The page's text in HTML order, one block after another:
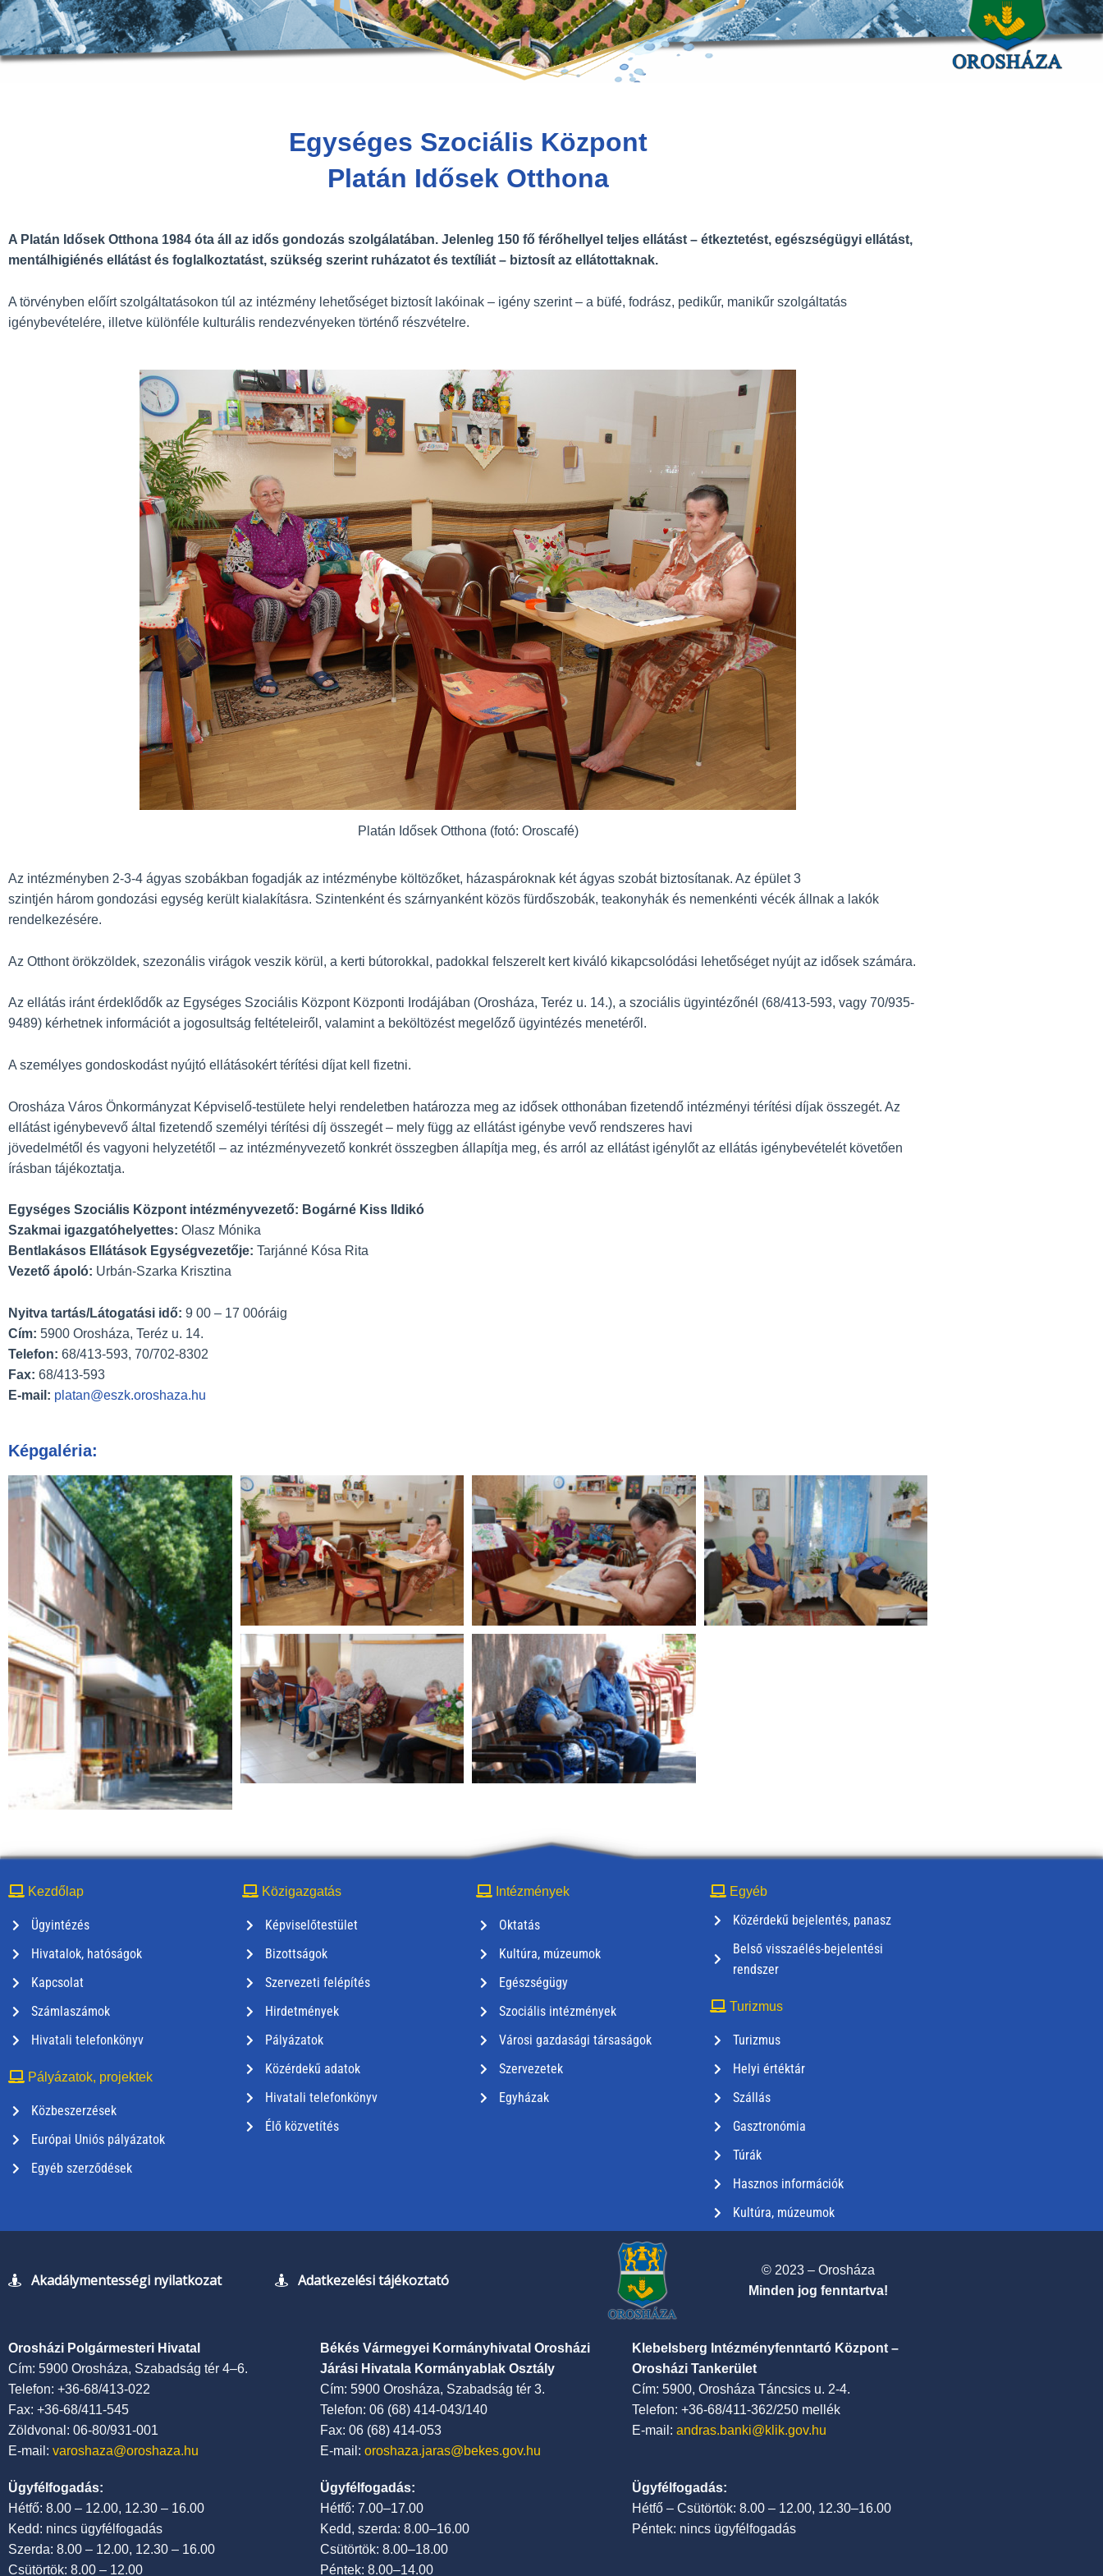
Egységes Szociális Központ
Platán Idősek Otthona
A Platán Idősek Otthona 1984 óta áll az idős gondozás szolgálatában. Jelenleg 150 fő férőhellyel teljes ellátást – étkeztetést, egészségügyi ellátást,
mentálhigiénés ellátást és foglalkoztatást, szükség szerint ruházatot és textíliát – biztosít az ellátottaknak.
A törvényben előírt szolgáltatásokon túl az intézmény lehetőséget biztosít lakóinak – igény szerint – a büfé, fodrász, pedikűr, manikűr szolgáltatás
igénybevételére, illetve különféle kulturális rendezvényeken történő részvételre.
Platán Idősek Otthona (fotó: Oroscafé)
Az intézményben 2-3-4 ágyas szobákban fogadják az intézménybe költözőket, házaspároknak két ágyas szobát biztosítanak. Az épület 3
szintjén három gondozási egység került kialakításra. Szintenként és szárnyanként közös fürdőszobák, teakonyhák és nemenkénti vécék állnak a lakók
rendelkezésére.
Az Otthont örökzöldek, szezonális virágok veszik körül, a kerti bútorokkal, padokkal felszerelt kert kiváló kikapcsolódási lehetőséget nyújt az idősek számára.
Az ellátás iránt érdeklődők az Egységes Szociális Központ Központi Irodájában (Orosháza, Teréz u. 14.), a szociális ügyintézőnél (68/413-593, vagy 70/935-
9489) kérhetnek információt a jogosultság feltételeiről, valamint a beköltözést megelőző ügyintézés menetéről.
A személyes gondoskodást nyújtó ellátásokért térítési díjat kell fizetni.
Orosháza Város Önkormányzat Képviselő-testülete helyi rendeletben határozza meg az idősek otthonában fizetendő intézményi térítési díjak összegét. Az
ellátást igénybevevő által fizetendő személyi térítési díj összegét – mely függ az ellátást igénybe vevő rendszeres havi
jövedelmétől és vagyoni helyzetétől – az intézményvezető konkrét összegben állapítja meg, és arról az ellátást igénylőt az ellátás igénybevételét követően
írásban tájékoztatja.
Egységes Szociális Központ intézményvezető: Bogárné Kiss Ildikó
Szakmai igazgatóhelyettes: Olasz Mónika
Bentlakásos Ellátások Egységvezetője: Tarjánné Kósa Rita
Vezető ápoló: Urbán-Szarka Krisztina
Nyitva tartás/Látogatási idő: 9 00 – 17 00óráig
Cím: 5900 Orosháza, Teréz u. 14.
Telefon: 68/413-593, 70/702-8302
Fax: 68/413-593
E-mail: platan@eszk.oroshaza.hu
Képgaléria:
Kezdőlap
Ügyintézés
Hivatalok, hatóságok
Kapcsolat
Számlaszámok
Hivatali telefonkönyv
Pályázatok, projektek
Közbeszerzések
Európai Uniós pályázatok
Egyéb szerződések
Közigazgatás
Képviselőtestület
Bizottságok
Szervezeti felépítés
Hirdetmények
Pályázatok
Közérdekű adatok
Hivatali telefonkönyv
Élő közvetítés
Intézmények
Oktatás
Kultúra, múzeumok
Egészségügy
Szociális intézmények
Városi gazdasági társaságok
Szervezetek
Egyházak
Egyéb
Közérdekű bejelentés, panasz
Belső visszaélés-bejelentési
rendszer
Turizmus
Turizmus
Helyi értéktár
Szállás
Gasztronómia
Túrák
Hasznos információk
Kultúra, múzeumok
Akadálymentességi nyilatkozat Adatkezelési tájékoztató
© 2023 – Orosháza
Minden jog fenntartva!
Orosházi Polgármesteri Hivatal
Cím: 5900 Orosháza, Szabadság tér 4–6.
Telefon: +36-68/413-022
Fax: +36-68/411-545
Zöldvonal: 06-80/931-001
E-mail: varoshaza@oroshaza.hu
Békés Vármegyei Kormányhivatal Orosházi
Járási Hivatala Kormányablak Osztály
Cím: 5900 Orosháza, Szabadság tér 3.
Telefon: 06 (68) 414-043/140
Fax: 06 (68) 414-053
E-mail: oroshaza.jaras@bekes.gov.hu
Klebelsberg Intézményfenntartó Központ –
Orosházi Tankerület
Cím: 5900, Orosháza Táncsics u. 2-4.
Telefon: +36-68/411-362/250 mellék
E-mail: andras.banki@klik.gov.hu
Ügyfélfogadás:
Hétfő: 8.00 – 12.00, 12.30 – 16.00
Kedd: nincs ügyfélfogadás
Szerda: 8.00 – 12.00, 12.30 – 16.00
Csütörtök: 8.00 – 12.00
Ügyfélfogadás:
Hétfő: 7.00–17.00
Kedd, szerda: 8.00–16.00
Csütörtök: 8.00–18.00
Péntek: 8.00–14.00
Ügyfélfogadás:
Hétfő – Csütörtök: 8.00 – 12.00, 12.30–16.00
Péntek: nincs ügyfélfogadás